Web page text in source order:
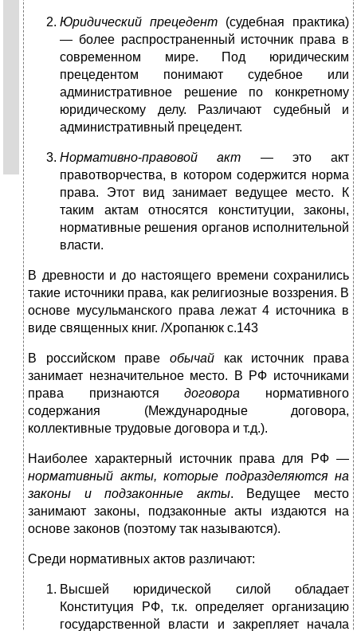
Юридический прецедент (судебная практика)
— более распространенный источник права в
современном мире. Под юридическим
прецедентом понимают судебное или
административное решение по конкретному
юридическому делу. Различают судебный и
административный прецедент.
Нормативно-правовой акт — это акт
правотворчества, в котором содержится норма
права. Этот вид занимает ведущее место. К
таким актам относятся конституции, законы,
нормативные решения органов исполнительной
власти.
В древности и до настоящего времени сохранились
такие источники права, как религиозные воззрения. В
основе мусульманского права лежат 4 источника в
виде священных книг. /Хропанюк с.143
В российском праве обычай как источник права
занимает незначительное место. В РФ источниками
права признаютсядоговора нормативного
содержания (Международные договора,
коллективные трудовые договора и т.д.).
Наиболее характерный источник права для РФ —
нормативный акты, которые подразделяются на
законы и подзаконные акты. Ведущее место
занимают законы, подзаконные акты издаются на
основе законов (поэтому так называются).
Среди нормативных актов различают:
Высшей юридической силой обладает
Конституция РФ, т.к. определяет организацию
государственной власти и закрепляет начала